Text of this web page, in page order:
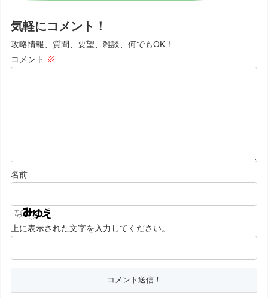
気軽にコメント！
攻略情報、質問、要望、雑談、何でもOK！
コメント ※
名前
上に表示された文字を入力してください。